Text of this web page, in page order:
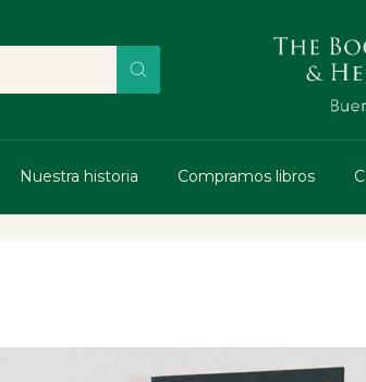
Nuestra historia Compramos libros